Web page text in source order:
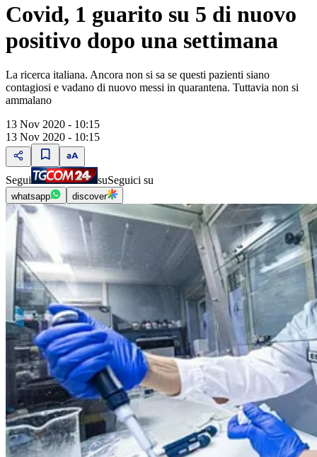
Covid, 1 guarito su 5 di nuovo
positivo dopo una settimana
La ricerca italiana. Ancora non si sa se questi pazienti siano
contagiosi e vadano di nuovo messi in quarantena. Tuttavia non si
ammalano
13 Nov 2020 - 10:15
13 Nov 2020 - 10:15
Segui suSeguici su
whatsapp discover